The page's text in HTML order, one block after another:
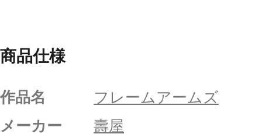
商品仕様
作品名
フレームアームズ
メーカー
壽屋